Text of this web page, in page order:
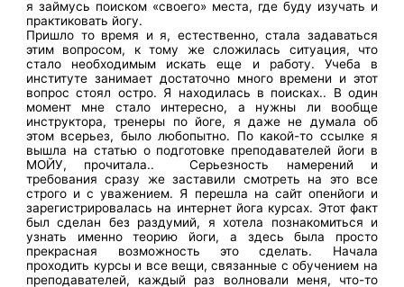
я займусь поиском «своего» места, где буду изучать и
практиковать йогу.
Пришло то время и я, естественно, стала задаваться
этим вопросом, к тому же сложилась ситуация, что
стало необходимым искать еще и работу. Учеба в
институте занимает достаточно много времени и этот
вопрос стоял остро. Я находилась в поисках.. В один
момент мне стало интересно, а нужны ли вообще
инструктора, тренеры по йоге, я даже не думала об
этом всерьез, было любопытно. По какой-то ссылке я
вышла на статью о подготовке преподавателей йоги в
МОЙУ, прочитала.. Серьезность намерений и
требования сразу же заставили смотреть на это все
строго и с уважением. Я перешла на сайт опенйоги и
зарегистрировалась на интернет йога курсах. Этот факт
был сделан без раздумий, я хотела познакомиться и
узнать именно теорию йоги, а здесь была просто
прекрасная возможность это сделать. Начала
проходить курсы и все вещи, связанные с обучением на
преподавателей, каждый раз волновали меня, что-то